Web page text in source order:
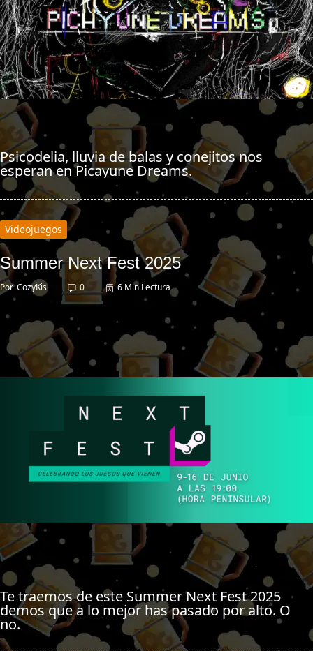
Psicodelia, lluvia de balas y conejitos nos
esperan en Picayune Dreams.
Videojuegos
Summer Next Fest 2025
Por CozyKis 0 6 Min Lectura
Te traemos de este Summer Next Fest 2025
demos que a lo mejor has pasado por alto. O
no.